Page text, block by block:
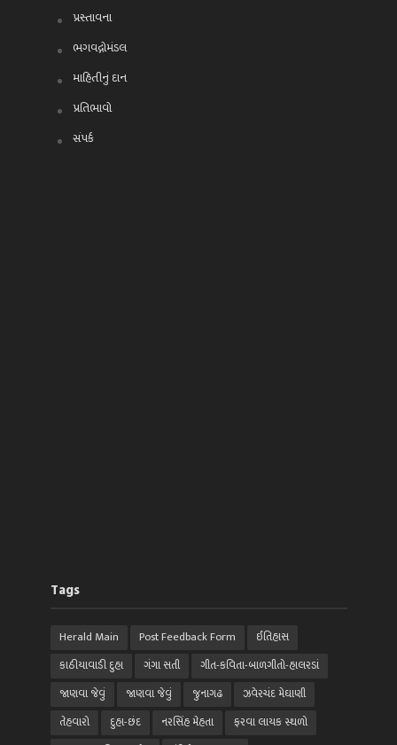
પ્રસ્તાવના
ભગવદ્ગોમંડલ
માહિતીનું દાન
પ્રતિભાવો
સંપર્ક
Tags
Herald Main Post Feedback Form
ઈતિહાસ
કાઠીયાવાડી દુહા
ગંગા સતી
ગીત-કવિતા-બાળગીતો-હાલરડાં
જાણવા જેવું
જાણવા જેવું જુનાગઢ
ઝવેરચંદ મેઘાણી
તેહવારો
દુહા-છંદ નરસિંહ મેહતા
ફરવા લાયક સ્થળો